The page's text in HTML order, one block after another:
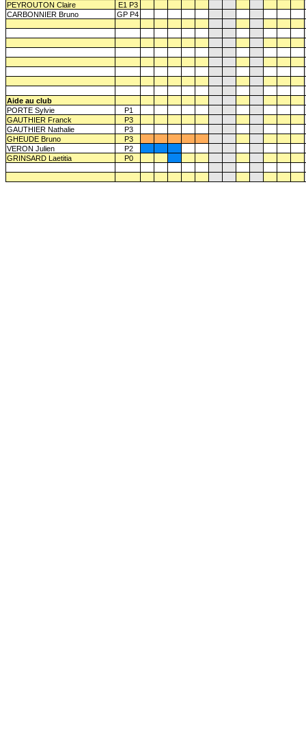
PEYROUTON Claire
E1 P3
CARBONNIER Bruno
GP P4
Aide au club
PORTE Sylvie
P1
GAUTHIER Franck
P3
GAUTHIER Nathalie
P3
GHEUDE Bruno
P3
VERON Julien
P2
GRINSARD Laetitia
P0